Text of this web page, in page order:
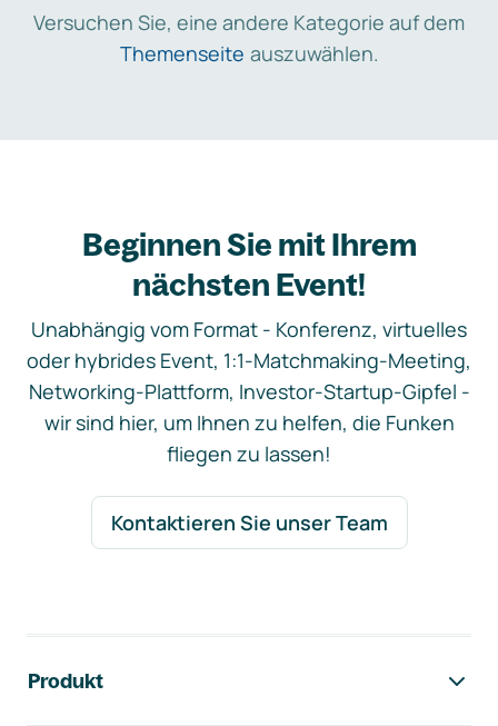
Versuchen Sie, eine andere Kategorie auf dem
Themenseite auszuwählen.
Beginnen Sie mit Ihrem
nächsten Event!
Unabhängig vom Format - Konferenz, virtuelles
oder hybrides Event, 1:1-Matchmaking-Meeting,
Networking-Plattform, Investor-Startup-Gipfel -
wir sind hier, um Ihnen zu helfen, die Funken
fliegen zu lassen!
Kontaktieren Sie unser Team
Produkt